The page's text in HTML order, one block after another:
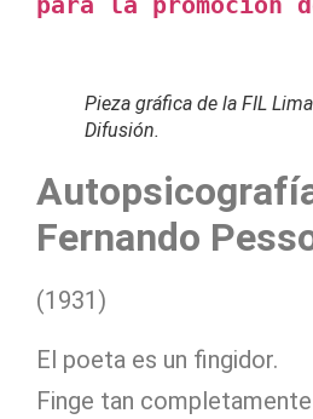
Pieza gráfica de la FIL
Difusión.
Fernando
(1931)
El poeta es un fingidor.
Finge tan completamente